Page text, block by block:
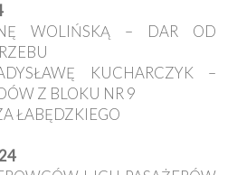
WOLIŃSKĄ – DAR OD
KUCHARCZYK –
Z BLOKU NR 9
ŁABĘDZKIEGO